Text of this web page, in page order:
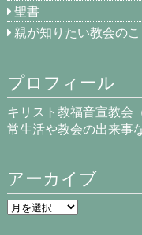
聖書
親が知りたい教会のこ
プロフィール
キリスト教福音宣教会
常生活や教会の出来事
アーカイブ
ア
ー